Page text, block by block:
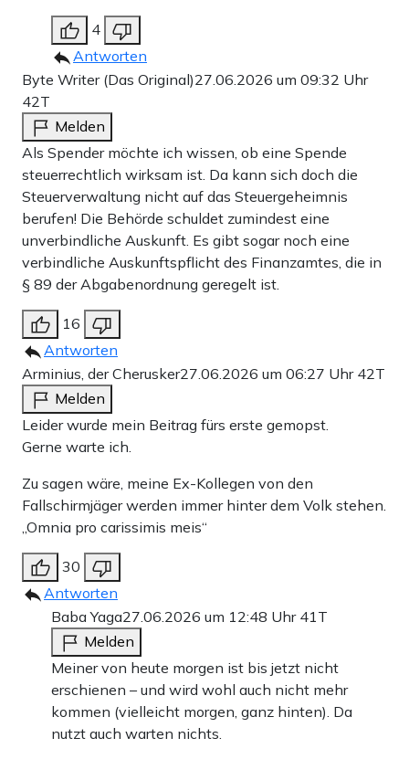
4
Antworten
Byte Writer (Das Original)27.06.2026 um 09:32 Uhr
42T
Melden
Als Spender möchte ich wissen, ob eine Spende
steuerrechtlich wirksam ist. Da kann sich doch die
Steuerverwaltung nicht auf das Steuergeheimnis
berufen! Die Behörde schuldet zumindest eine
unverbindliche Auskunft. Es gibt sogar noch eine
verbindliche Auskunftspflicht des Finanzamtes, die in
§ 89 der Abgabenordnung geregelt ist.
16
Antworten
Arminius, der Cherusker27.06.2026 um 06:27 Uhr 42T
Melden
Leider wurde mein Beitrag fürs erste gemopst.
Gerne warte ich.
Zu sagen wäre, meine Ex-Kollegen von den
Fallschirmjäger werden immer hinter dem Volk stehen.
„Omnia pro carissimis meis“
30
Antworten
Baba Yaga27.06.2026 um 12:48 Uhr 41T
Melden
Meiner von heute morgen ist bis jetzt nicht
erschienen – und wird wohl auch nicht mehr
kommen (vielleicht morgen, ganz hinten). Da
nutzt auch warten nichts.